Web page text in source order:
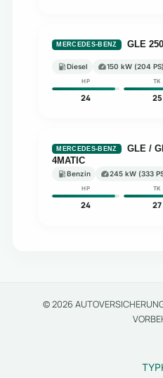
MERCEDES-BENZ GLE
Diesel 150 kW (204 PS)
HP
24
TK
25
MERCEDES-BENZ
GLE /
4MATIC
Benzin 245 kW (333
HP
24
TK
27
© 2026